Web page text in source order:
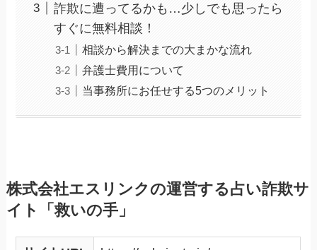
詐欺に遭ってるかも…少しでも思ったら
すぐに無料相談！
相談から解決までの大まかな流れ
弁護士費用について
当事務所にお任せする5つのメリット
株式会社エスリンクの運営する占い詐欺サ
イト「救いの手」